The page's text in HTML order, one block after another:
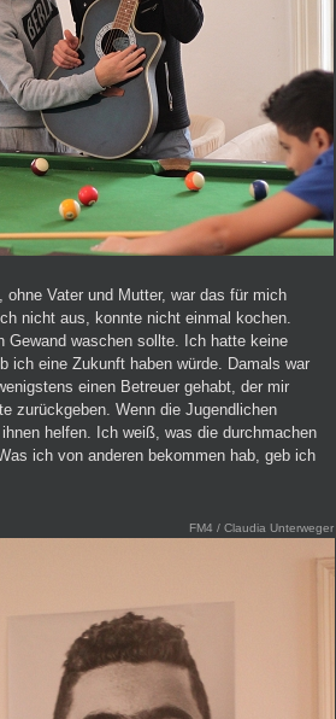
Vater und Mutter, war das für mich
nicht aus, konnte nicht einmal kochen.
Gewand waschen sollte. Ich hatte keine
ich eine Zukunft haben würde. Damals war
einen Betreuer gehabt, der mir
zurückgeben. Wenn die Jugendlichen
helfen. Ich weiß, was die durchmachen
ich von anderen bekommen hab, geb ich
FM4 / Claudia Unterweger